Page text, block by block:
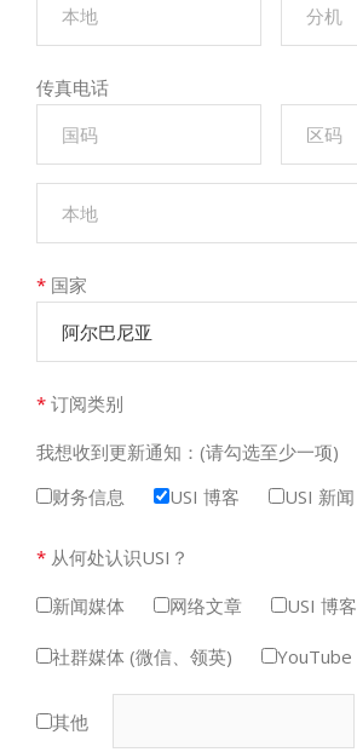
传真电话
* 国家
阿尔巴尼亚
* 订阅类别
我想收到更新通知：(请勾选至少一项)
财务信息
USI 博客 USI 新闻
* 从何处认识USI？
新闻媒体
网络文章 USI 博客
社群媒体 (微信、领英) YouTube
其他